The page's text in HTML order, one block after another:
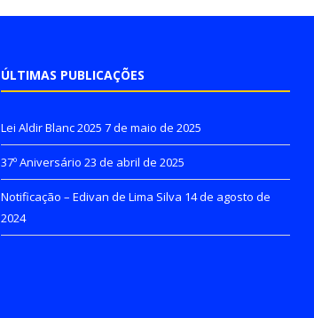
ÚLTIMAS PUBLICAÇÕES
Lei Aldir Blanc 2025 7 de maio de 2025
37º Aniversário 23 de abril de 2025
Notificação – Edivan de Lima Silva 14 de agosto de
2024